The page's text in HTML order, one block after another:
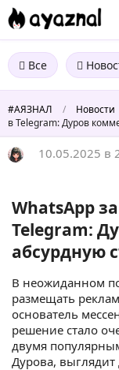
Все
#АЯЗНАЛ / Новости
в Telegram: Дуров
10.05.2025 в
WhatsApp
Telegram:
абсурдную
В неожиданном
размещать
основатель
решение стало
двумя
Дурова,